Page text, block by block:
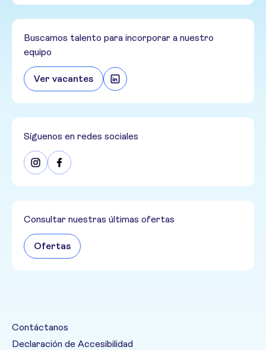
Buscamos talento para incorporar a nuestro
equipo
Ver vacantes
Síguenos en redes sociales
Consultar nuestras últimas ofertas
Ofertas
Contáctanos
Declaración de Accesibilidad